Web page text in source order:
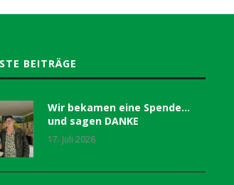
BEITRÄGE
Wir bekamen eine Spende…
und sagen DANKE
17. Juli 2026